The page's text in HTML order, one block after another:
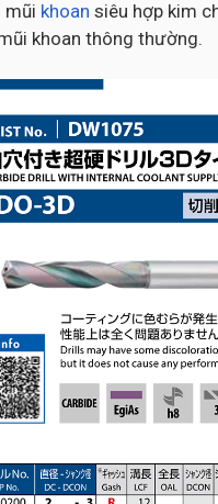
mũi khoan siêu hợp kim
khoan thông thường.